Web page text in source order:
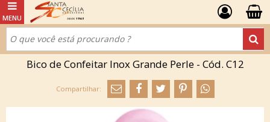
Bico de Confeitar Inox Grande Perle - Cód. C12